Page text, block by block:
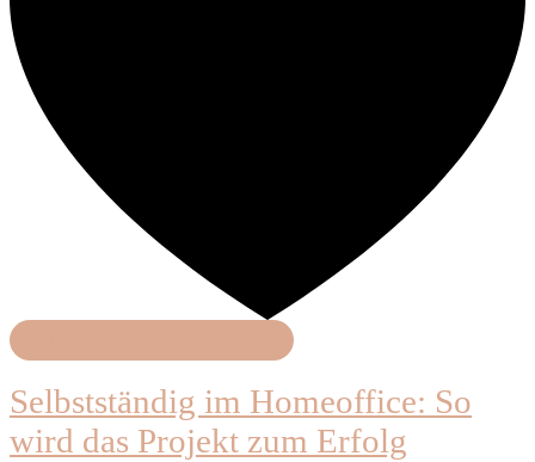
Selbstständig im Homeoffice: So
wird das Projekt zum Erfolg